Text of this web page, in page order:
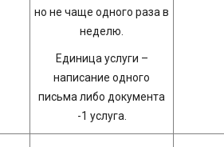
но не чаще одного раза в
неделю.
Единица услуги –
написание одного
письма либо документа
-1 услуга.